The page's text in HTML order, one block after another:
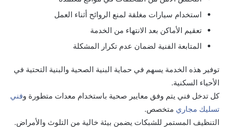
استخدام سيارات مغلقة لمنع الروائح أثناء العمل
تعقيم الأماكن بعد الانتهاء من الخدمة
المتابعة الفنية لضمان عدم تكرار المشكلة
توفير هذه الخدمة يسهم في حماية البنية الصحية والبنية التحتية في
الأحياء السكنية.
كل تدخل فني يتم وفق معايير صحية باستخدام معدات متطورة وفني
تسليك مجاري متخصص.
التنظيف المستمر للشبكات يضمن بيئة خالية من التلوث والأمراض.